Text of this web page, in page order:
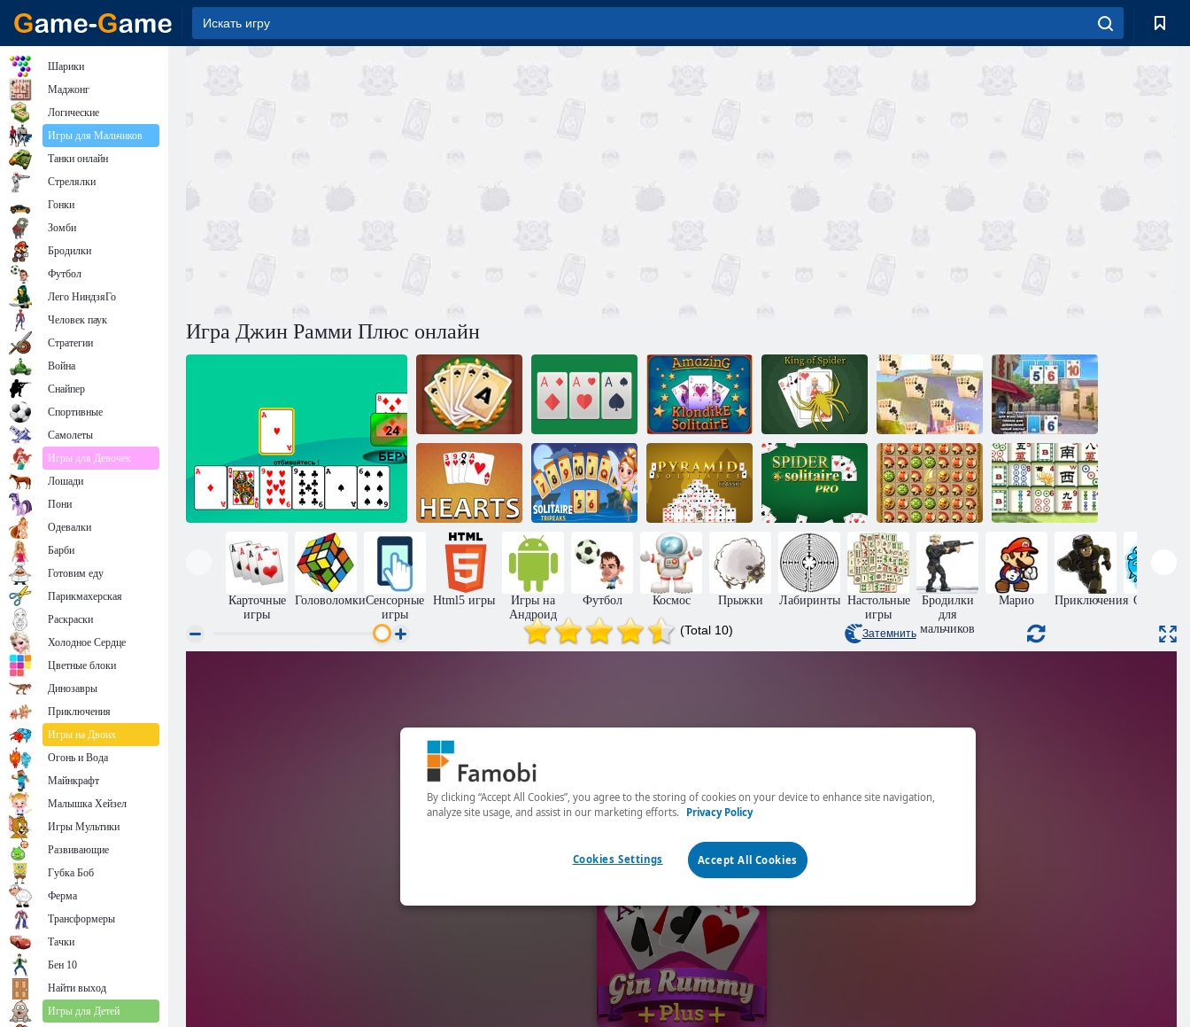
Игра Джин Рамми Плюс онлайн
Магическая
карта: Сага
Пасьянс Свифт
Удивительный
Клондайк
пасьянс
Пасьянс:
Пасьянс Река
Пасьянс Три
Пики 2
Сердца
Пасьянс Три
Классический
пасьянс
Пирамида
Пасьянс Паук
Профессиональный
Возвращение
Атлантиды
Китайский
маджонг
Карточные
игры
ГоловоломкиСенсорные
игры
Html5 игры
Игры на
Андроид
Футбол Космос Прыжки Лабиринты Настольные
игры
Бродилки
для
мальчиков
Марио Приключения Огонь и
(Total 10) Затемнить
Шарики
Маджонг
Логические
Игры для Мальчиков
Танки онлайн
Стрелялки
Гонки
Зомби
Бродилки
Футбол
Лего НиндзяГо
Человек паук
Стратегии
Война
Снайпер
Спортивные
Самолеты
Игры для Девочек
Лошади
Пони
Одевалки
Барби
Готовим еду
Парикмахерская
Раскраски
Холодное Сердце
Цветные блоки
Динозавры
Приключения
Игры на Двоих
Огонь и Вода
Майнкрафт
Малышка Хейзел
Игры Мультики
Развивающие
Губка Боб
Ферма
Трансформеры
Тачки
Бен 10
Найти выход
Игры для Детей